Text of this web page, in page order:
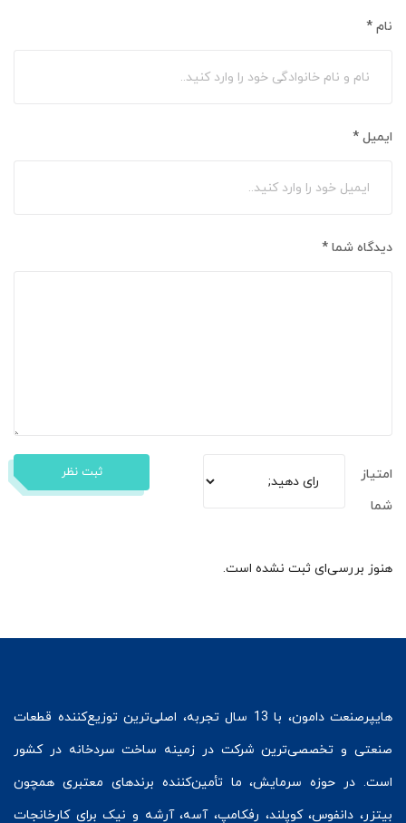
نام *
ایمیل *
دیدگاه شما *
امتیاز
شما
ثبت نظر
هنوز بررسی‌ای ثبت نشده است.
هایپرصنعت
دامون، با 13 سال تجربه، اصلی‌ترین توزیع‌کننده قطعات
صنعتی و تخصصی‌ترین شرکت در زمینه ساخت سردخانه در کشور
است. در حوزه سرمایش، ما تأمین‌کننده برندهای معتبری همچون
بیتزر، دانفوس،کوپلند، رفکامپ، آسه، آرشه و نیک برای کارخانجات